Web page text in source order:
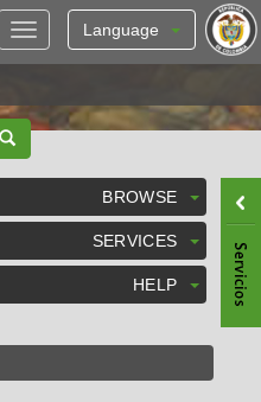
Language
BROWSE
SERVICES
HELP